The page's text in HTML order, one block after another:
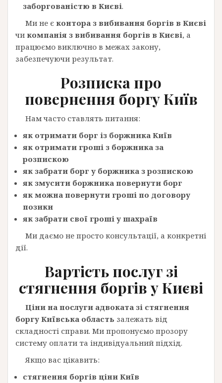
заборгованістю в Києві.
Ми не є контора з вибивання боргів в Києві
чи компанія з вибивання боргів в Києві, а
працюємо виключно в межах закону,
забезпечуючи результат.
Розписка про
повернення боргуКиїв
Нам часто ставлять питання:
як отримати борг із боржника Київ
як отримати гроші з боржника за
розпискою
як забрати борг у боржника з розпискою
як змусити боржника повернути борг
як можна повернути гроші по договору
позики
як забрати свої гроші у шахраїв
Ми даємо не просто консультації, а конкретні
дії.
Вартість послуг зі
стягнення боргів уКиєві
Ціни на послуги адвоката зі стягнення
боргу Київська область залежать від
складності справи. Ми пропонуємо прозору
систему оплати та індивідуальний підхід.
Якщо вас цікавить:
стягнення боргів ціни Київ